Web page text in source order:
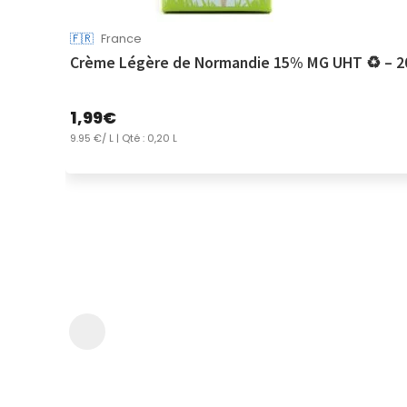
🇫🇷 France
Crème Légère de Normandie 15% MG UHT ♻ –
1,99€
9.95 €/ L| Qté : 0,20 L